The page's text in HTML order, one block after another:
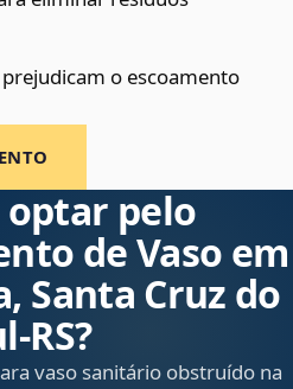
o escoamento
optar pelo
de Vaso em
Santa Cruz do
vaso sanitário obstruído na